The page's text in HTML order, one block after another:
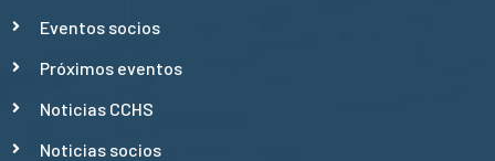
Eventos socios
Próximos eventos
Noticias CCHS
Noticias socios